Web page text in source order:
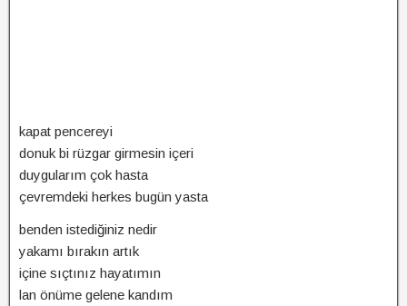
kapat pencereyi
donuk bi rüzgar girmesin içeri
duygularım çok hasta
çevremdeki herkes bugün yasta
benden istediğiniz nedir
yakamı bırakın artık
içine sıçtınız hayatımın
lan önüme gelene kandım